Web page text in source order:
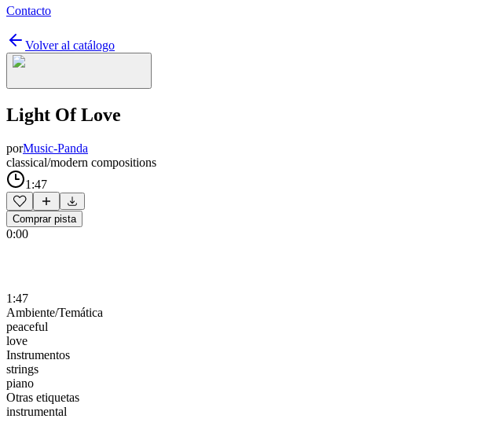
Contacto
Volver al catálogo
Light Of Love
porMusic-Panda
classical/modern compositions
1:47
Comprar pista
0:00
1:47
Ambiente/Temática
peaceful
love
Instrumentos
strings
piano
Otras etiquetas
instrumental